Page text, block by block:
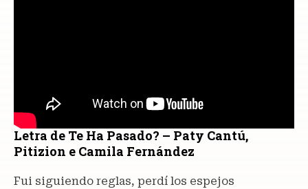
Letra de Te Ha Pasado? – Paty Cantú,
Pitizion e Camila Fernández
Fui siguiendo reglas, perdí los espejos